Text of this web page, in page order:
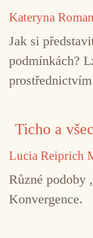
Kateryna
Jak si
podmínkách?
Ticho a
Lucia Reiprich
Různé podoby
Konvergence.